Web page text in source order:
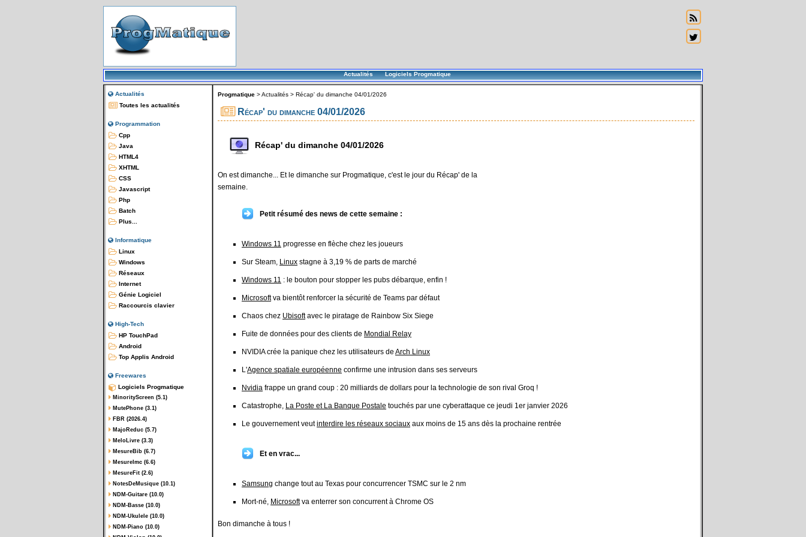
Actualités Logiciels Progmatique
Actualités
Toutes les actualités
Programmation
Cpp
Java
HTML4
XHTML
CSS
Javascript
Php
Batch
Plus...
Informatique
Linux
Windows
Réseaux
Internet
Génie Logiciel
Raccourcis clavier
High-Tech
HP TouchPad
Android
Top Applis Android
Freewares
Logiciels Progmatique
MinorityScreen (5.1)
MutePhone (3.1)
FBR (2026.4)
MajoReduc (5.7)
MeloLivre (3.3)
MesureBib (6.7)
MesureImc (6.6)
MesureFit (2.6)
NotesDeMusique (10.1)
NDM-Guitare (10.0)
NDM-Basse (10.0)
NDM-Ukulele (10.0)
NDM-Piano (10.0)
Progmatique >Actualités > Récap' du dimanche 04/01/2026
Récap' du dimanche 04/01/2026
Récap' du dimanche 04/01/2026
On est dimanche... Et le dimanche sur Progmatique, c'est le jour du Récap' de la
semaine.
Petit résumé des news de cette semaine :
Windows 11 progresse en flèche chez les joueurs
Sur Steam, Linux stagne à 3,19 % de parts de marché
Windows 11 : le bouton pour stopper les pubs débarque, enfin !
Microsoftva bientôt renforcer la sécurité de Teams par défaut
Chaos chez Ubisoftavec le piratage de Rainbow Six Siege
Fuite de données pour des clients de Mondial Relay
NVIDIA crée la panique chez les utilisateurs de Arch Linux
L'Agence spatiale européenne confirme une intrusion dans ses serveurs
Nvidia frappe un grand coup : 20 milliards de dollars pour la technologie de son rival Groq !
Catastrophe, La Poste et La Banque Postale touchés par une cyberattaque ce jeudi 1er janvier 2026
Le gouvernement veutinterdire les réseaux sociaux aux moins de 15 ans dès la prochaine rentrée
Et en vrac...
Samsung change tout au Texas pour concurrencer TSMC sur le 2 nm
Mort-né, Microsoftva enterrer son concurrent à Chrome OS
Bon dimanche à tous !